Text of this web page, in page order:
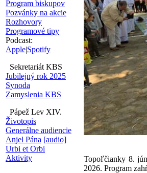
Program biskupov
Pozvánky na akcie
Rozhovory
Programové tipy
Podcast:
Apple|Spotify
Sekretariát KBS
Jubilejný rok 2025
Synoda
Zamyslenia KBS
Pápež Lev XIV.
Životopis
Generálne audiencie
Anjel Pána [audio]
Urbi et Orbi
Aktivity
Topoľčianky 8.
2026. Program